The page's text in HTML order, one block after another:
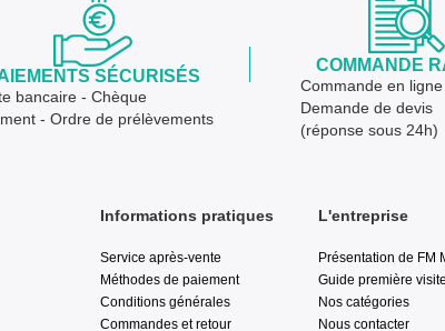
SÉCURISÉS
bancaire - Chèque
- Ordre de prélèvements
COMMANDE
Commande en
Demande de devis
(réponse sous 24h)
Informations pratiques
Service après-vente
Méthodes de paiement
Conditions générales
Commandes et retour
L'entreprise
Présentation de FM
Guide première visite
Nos catégories
Nous contacter